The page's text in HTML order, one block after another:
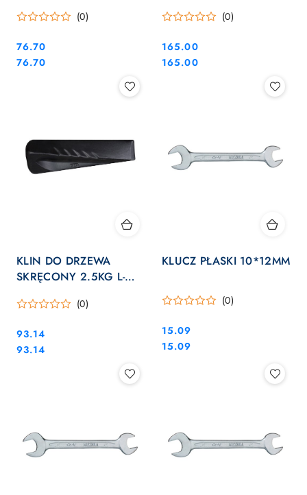
(0)
Cena:
76.70
Cena:
76.70
(0)
Cena:
165.00
Cena:
165.00
KLIN DO DRZEWA
SKRĘCONY 2.5KG L-
(0)
Cena:
93.14
Cena:
93.14
KLUCZ PŁASKI 10*12MM
(0)
Cena:
15.09
Cena:
15.09